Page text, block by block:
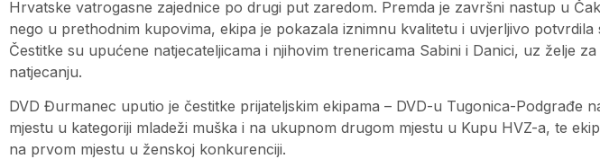
Hrvatske vatrogasne zajednice po drugi put zaredom. Premda je završni nastup u
nego u prethodnim kupovima, ekipa je pokazala iznimnu kvalitetu i uvjerljivo
Čestitke su upućene natjecateljicama i njihovim trenericama Sabini i Danici, uz želje
natjecanju.
DVD Đurmanec uputio je čestitke prijateljskim ekipama – DVD-u Tugonica-Podgrađe
mjestu u kategoriji mladeži muška i na ukupnom drugom mjestu u Kupu HVZ-a, te
na prvom mjestu u ženskoj konkurenciji.